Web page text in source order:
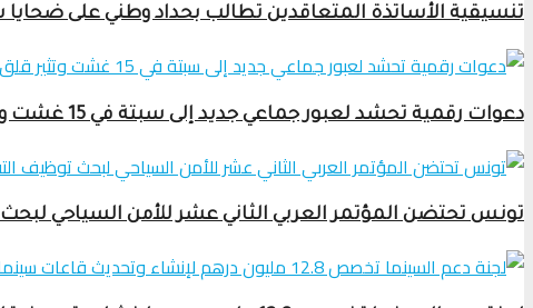
تنسيقية الأساتذة المتعاقدين تطالب بحداد وطني على
دعوات رقمية تحشد لعبور جماعي جديد إلى سبتة في 15 غشت وتثير قلق السلطات
تونس تحتضن المؤتمر العربي الثاني عشر للأمن السياحي